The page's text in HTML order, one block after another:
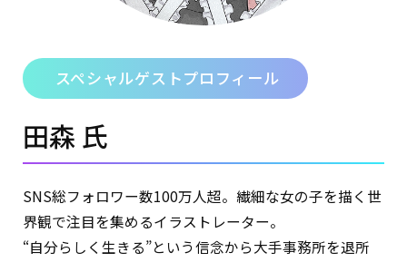
スペシャルゲストプロフィール
田森 氏
SNS総フォロワー数100万人超。繊細な女の子を描く世
界観で注目を集めるイラストレーター。
“自分らしく生きる”という信念から大手事務所を退所